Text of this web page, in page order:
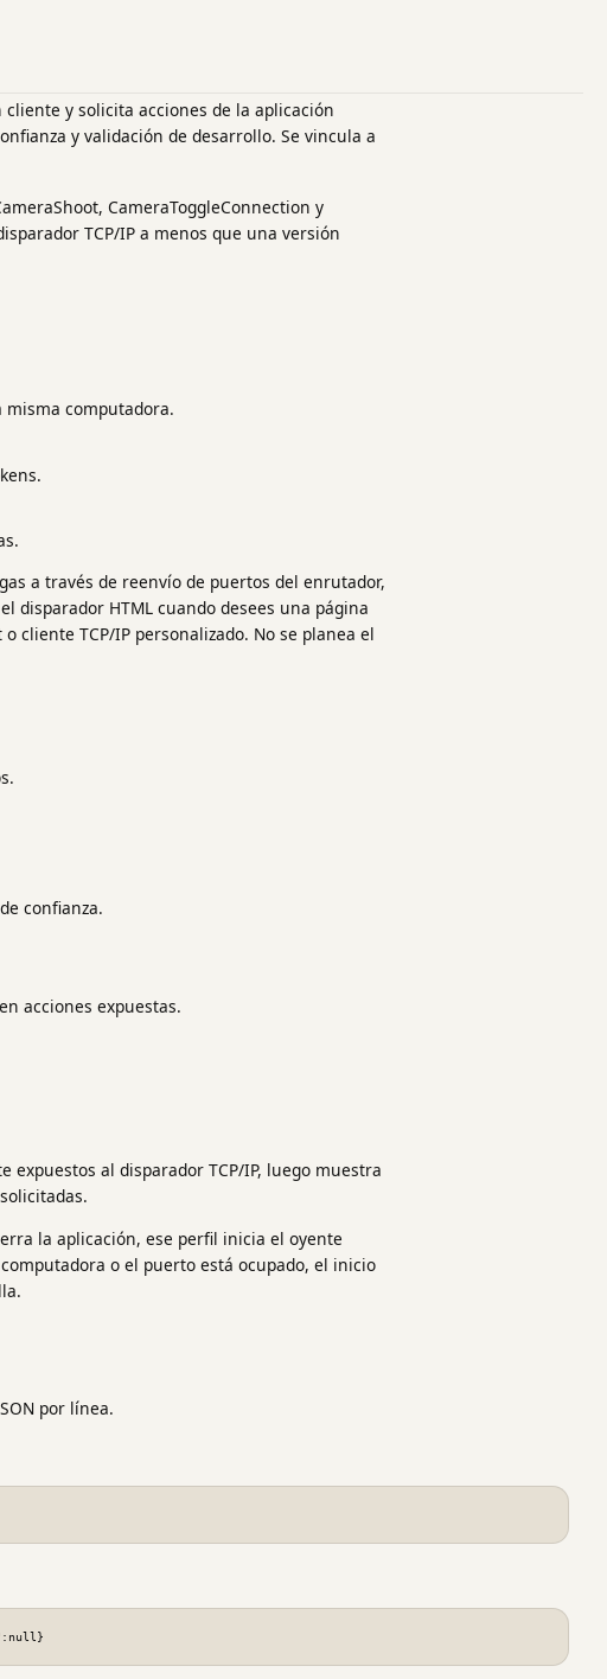
cliente y solicita acciones de la aplicación
y validación de desarrollo. Se vincula a
CameraToggleConnection y
TCP/IP a menos que una versión
misma computadora.
a través de reenvío de puertos del enrutador,
disparador HTML cuando desees una página
cliente TCP/IP personalizado. No se planea el
confianza.
acciones expuestas.
al disparador TCP/IP, luego muestra
la aplicación, ese perfil inicia el oyente
o el puerto está ocupado, el inicio
por línea.